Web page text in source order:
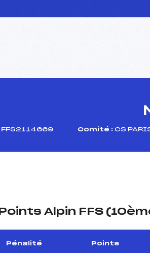
FFS2114669 Comité : CS
Points Alpin FFS
Pénalité Points